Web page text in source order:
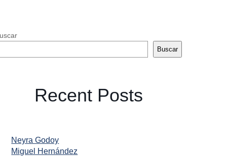
Buscar
Recent Posts
Neyra Godoy
Miguel Hernández